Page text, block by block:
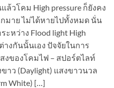
ล้วโคม High pressure ก็ยังคง
มาย ไม่ได้หายไปทั้งหมด นั่น
ะหว่าง Flood light High
างกันนั้นเอง ปัจจัยในการ
งของโคมไฟ – สปอร์ตไลท์
าว (Daylight) แสงขาวนวล
White) […]